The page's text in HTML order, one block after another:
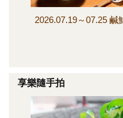
2026.07.19～07.25
享樂隨手拍